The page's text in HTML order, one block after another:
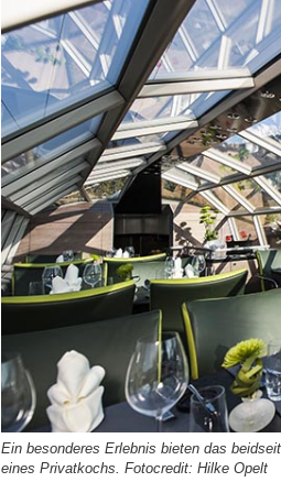
Ein besonderes Erlebnis bieten das
eines Privatkochs. Fotocredit: Hilke Opelt